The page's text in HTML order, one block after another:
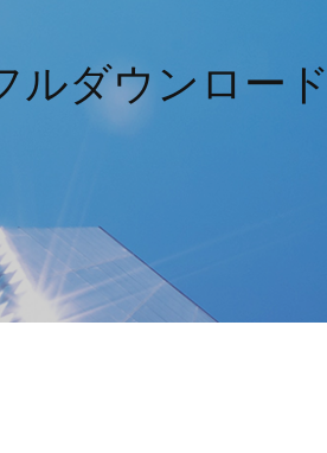
ルダウンロード